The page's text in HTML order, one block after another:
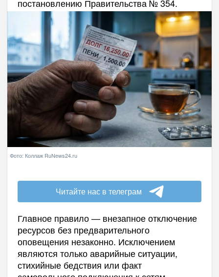
постановлению Правительства № 354.
Фото: Коллаж RuNews24.ru
Читайте нас в телеграм
Главное правило — внезапное отключение
ресурсов без предварительного
оповещения незаконно. Исключением
являются только аварийные ситуации,
стихийные бедствия или факт